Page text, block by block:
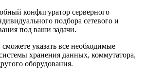
конфигуратор серверного
подбора сетевого и
под ваши задачи.
указать все необходимые
хранения данных, коммутатора,
оборудования.